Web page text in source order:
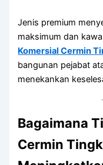
Jenis premium
maksimum dan
Komersial Cermin
bangunan pejabat
menekankan
Bagaimana
Cermin